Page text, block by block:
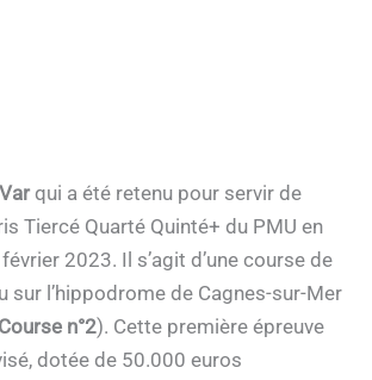
qui a été retenu pour servir de
Tiercé Quarté Quinté+ du PMU en
2023. Il s’agit d’une course de
sur l’hippodrome de Cagnes-sur-Mer
n°2). Cette première épreuve
dotée de 50.000 euros